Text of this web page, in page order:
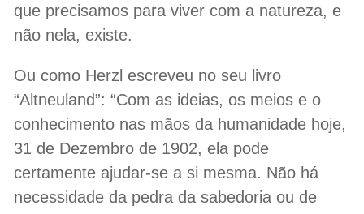
que precisamos para viver com a natureza, e
não nela, existe.
Ou como Herzl escreveu no seu livro
“Altneuland”: “Com as ideias, os meios e o
conhecimento nas mãos da humanidade hoje,
31 de Dezembro de 1902, ela pode
certamente ajudar-se a si mesma. Não há
necessidade da pedra da sabedoria ou de